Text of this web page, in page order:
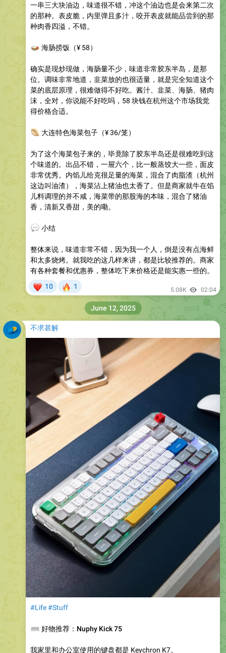
一串三大块油边，味道很不错，冲这个油边也是会来第二次
的那种。表皮脆，内里弹且多汁，咬开表皮就能品尝到的那
种肉香四溢，不错。
海肠捞饭 （¥ 58）
确实是现炒现做，海肠量不少，味道非常胶东半岛，是那
位。调味非常地道，韭菜放的也很适量，就是完全知道这个
菜的底层原理，很难做得不好吃。酱汁、韭菜、海肠、猪肉
沫，全对，你说能不好吃吗，58 块钱在杭州这个市场我觉
得价格合适。
大连特色海菜包子（¥ 36/笼）
为了这个海菜包子来的，毕竟除了胶东半岛还是很难吃到这
个味道的。出品不错，一屉六个，比一般蒸饺大一些，面皮
非常优秀。内馅儿给克很足量的海菜，混合了肉脂渣（杭州
这边叫油渣），海菜沾上猪油也太香了。但是商家就牛在馅
儿料调理的并不咸，海菜带的那股海的本味，混合了猪油
香，清新又香甜，美的嘞。
小结
整体来说，味道非常不错，因为我一个人，倒是没有点海鲜
和太多烧烤。就我吃的这几样来讲，都是比较推荐的。商家
有各种套餐和优惠券，整体吃下来价格还是能实惠一些的。
10 1 5.08K 02:04
不求甚解
#Life#Stuff
好物推荐：Nuphy Kick 75
我家里和办公室使用的键盘都是 Keychron K7。
June 12, 2025